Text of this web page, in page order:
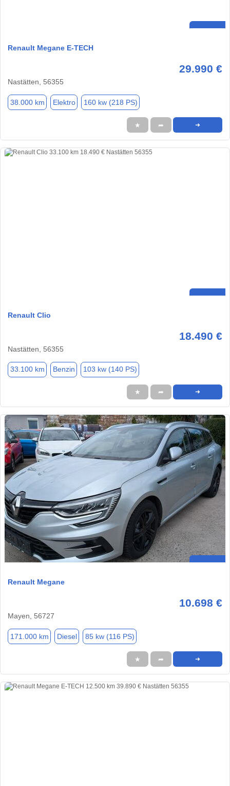
Renault Megane E-TECH
29.990 €
Nastätten, 56355
38.000 km Elektro 160 kw (218 PS)
★ ➦ ➜
Renault Clio
18.490 €
Nastätten, 56355
33.100 km Benzin 103 kw (140 PS)
★ ➦ ➜
Renault Megane
10.698 €
Mayen, 56727
171.000 km Diesel 85 kw (116 PS)
★ ➦ ➜